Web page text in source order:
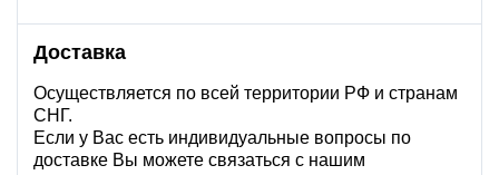
Доставка
Осуществляется по всей территории РФ и странам
СНГ.
Если у Вас есть индивидуальные вопросы по
доставке Вы можете связаться с нашим